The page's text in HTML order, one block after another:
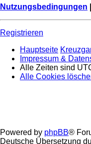
Nutzungsbedingungen
Registrieren
Hauptseite
Impressum &
Alle Zeiten sind
Alle Cookies
Powered by phpBB®
Deutsche Übersetzung